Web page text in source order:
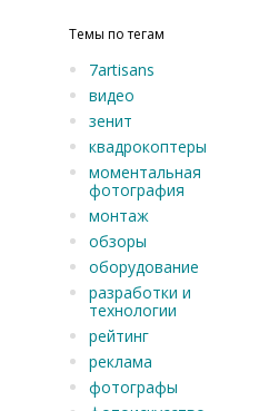
Темы по тегам
7artisans
видео
зенит
квадрокоптеры
моментальная
фотография
монтаж
обзоры
оборудование
разработки и
технологии
рейтинг
реклама
фотографы